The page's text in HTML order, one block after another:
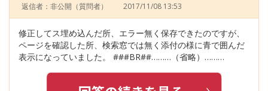
返信者：非公開 （質問者） 2017/11/08 13:53
修正してス埋め込んだ所、エラー無く保存できたのですが、
ページを確認した所、検索窓では無く添付の様に青で囲んだ
表示になっていました。 ###BR##………（省略）………